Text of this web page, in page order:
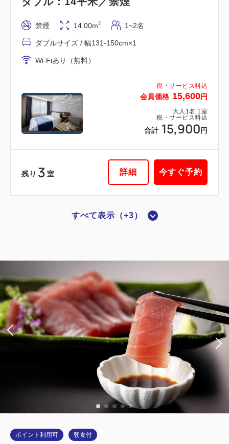
会員価格 28,720円
大人1 名 1 室
税・サービス料込
合計 29,020円
■高層階・横浜夜景View■スーペリア
ツイン：20平米／禁煙
禁煙 20.00m2 1~2名
シングルサイズ / 幅90-130cm×2
1
税・サービス料込
会員価格 15,600円
大人 1名 1室
税・サービス料込
合計 15,900 円
禁煙 14.00m2 1~2名
ダブルサイズ / 幅131-150cm×1
Wi-Fiあり（無料）
残り 3 室 詳細 今すぐ予約
税・サービス料込
会員価格 18,600
大人1名
税・サービス料込
合計 18,900円
禁煙 14.00m2 1~2名
ダブルサイズ / 幅131-150cm×1
Wi-Fiあり（無料）
すべて表示（+3）
ポイント利用可 朝食付